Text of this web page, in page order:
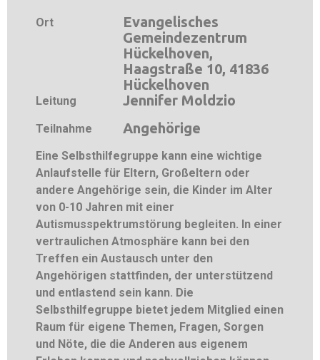
Ort
Evangelisches
Gemeindezentrum
Hückelhoven,
Haagstraße 10, 41836
Hückelhoven
Leitung Jennifer Moldzio
Teilnahme Angehörige
Eine Selbsthilfegruppe kann eine wichtige
Anlaufstelle für Eltern, Großeltern oder
andere Angehörige sein, die Kinder im Alter
von 0-10 Jahren mit einer
Autismusspektrumstörung begleiten. In einer
vertraulichen Atmosphäre kann bei den
Treffen ein Austausch unter den
Angehörigen stattfinden, der unterstützend
und entlastend sein kann. Die
Selbsthilfegruppe bietet jedem Mitglied einen
Raum für eigene Themen, Fragen, Sorgen
und Nöte, die die Anderen aus eigenem